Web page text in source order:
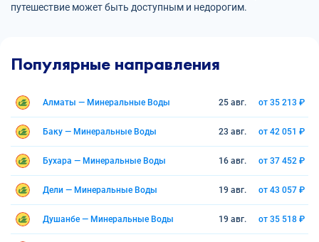
путешествие может быть доступным и недорогим.
Популярные направления
Алматы — Минеральные Воды 25 авг. от 35 213 ₽
Баку — Минеральные Воды 23 авг. от 42 051 ₽
Бухара — Минеральные Воды 16 авг. от 37 452 ₽
Дели — Минеральные Воды 19 авг. от 43 057 ₽
Душанбе — Минеральные Воды 19 авг. от 35 518 ₽